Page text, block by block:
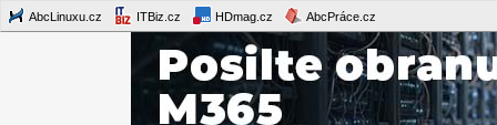
AbcLinuxu.cz ITBiz.cz HDmag.cz AbcPráce.cz